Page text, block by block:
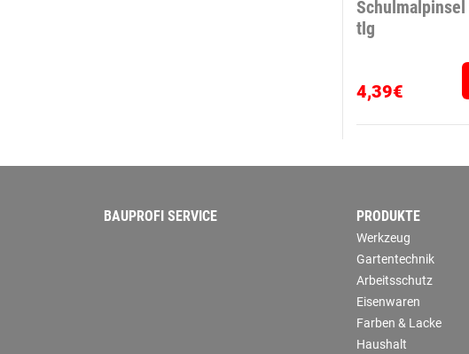
tlg
4,39€
BAUPROFI SERVICE PRODUKTE
Werkzeug
Gartentechnik
Arbeitsschutz
Eisenwaren
Farben & Lacke
Haushalt